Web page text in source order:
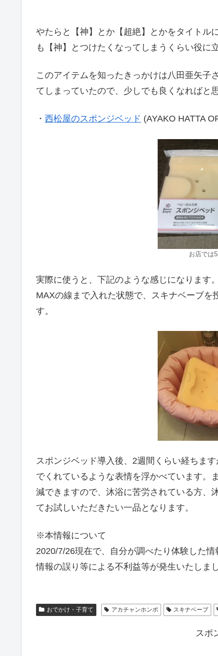
やたらと【神】とか【超絶】とかをタイトル
も【神】とつけたくなってしまうくらい役に
このアイテムを知ったきっかけは八田亜矢子
てしまっていたので、少しでも良くなればと
・ 西松屋のスポンジベッド (AYAKO HATTA
お店では
実際に使うと、下記のような感じになります
MAXの線まで入れた状態で、スキナベーブを
す。
スポンジベッド導入後、2週間くらい経ちま
でくれているような表情を浮かべています。
減できますので、沐浴に苦労されている方、
てお試しいただきたい一品となります。
※本情報について
2020/7/26現在で、自分が調べたり体験した情
情報の誤り等による不利益等が発生いたしま
おでかけ・子育て アカチャンホンポ スキナベーブ
スポ